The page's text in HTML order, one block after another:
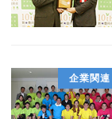
企業関連